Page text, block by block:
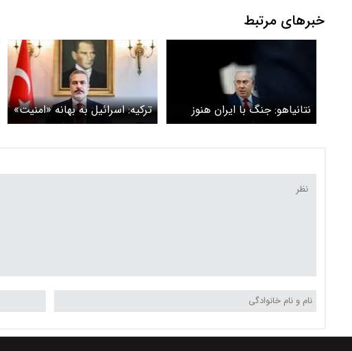
خبرهای مرتبط
نتانیاهو: جنگ با ایران هنوز
تمام نشده است
ترکیه: اسرائیل به بهانه «امنیت»
به دنبال گسترش اشغالگری